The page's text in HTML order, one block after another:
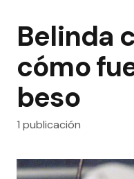
Belinda
cómo
beso
1 publicación